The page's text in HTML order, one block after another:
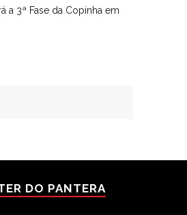
a 3ª Fase da Copinha em
DO PANTERA